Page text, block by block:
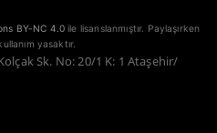
BY-NC 4.0 ile lisanslanmıştır. Paylaşırken
yasaktır.
Sk. No: 20/1 K: 1 Ataşehir/